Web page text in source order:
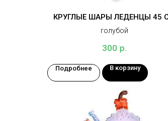
КРУГЛЫЕ ШАРЫ ЛЕДЕНЦЫ 45
голубой
300 р.
Подробнее В корзину